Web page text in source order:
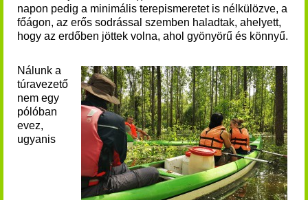
napon pedig a minimális terepismeretet is nélkülözve, a
főágon, az erős sodrással szemben haladtak, ahelyett,
hogy az erdőben jöttek volna, ahol gyönyörű és könnyű.
Nálunk a
túravezető
nem egy
pólóban
evez,
ugyanis